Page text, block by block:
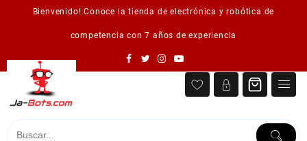
Bienvenido! Conoce la tienda de electrónica y robótica de
competencia con 7 años de experiencia